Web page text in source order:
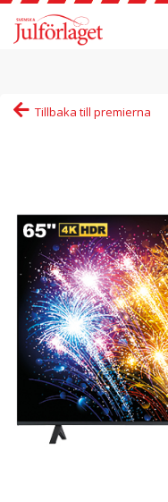
Tillbaka till premierna